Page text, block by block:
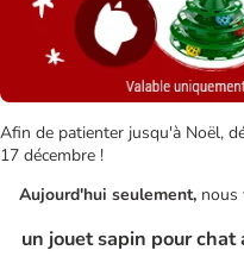
Afin de patienter jusqu'à Noël,
17 décembre !
Aujourd'hui seulement,nous
un jouet sapin pour chat